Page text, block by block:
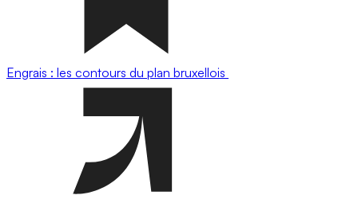
Engrais : les contours du plan bruxellois